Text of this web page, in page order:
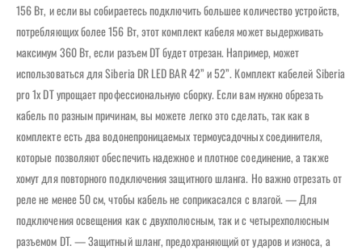
156 Вт, и если вы собираетесь подключить большее количество устройств,
потребляющих более 156 Вт, этот комплект кабеля может выдерживать
максимум 360 Вт, если разъем DT будет отрезан. Например, может
использоваться для Siberia DR LED BAR 42” и 52”. Комплект кабелей Siberia
pro 1x DT упрощает профессиональную сборку. Если вам нужно обрезать
кабель по разным причинам, вы можете легко это сделать, так как в
комплекте есть два водонепроницаемых термоусадочных соединителя,
которые позволяют обеспечить надежное и плотное соединение, а также
хомут для повторного подключения защитного шланга. Но важно отрезать от
реле не менее 50 см, чтобы кабель не соприкасался с влагой. — Для
подключения освещения как с двухполюсным, так и с четырехполюсным
разъемом DT. — Защитный шланг, предохраняющий от ударов и износа, а